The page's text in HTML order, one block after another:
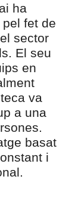
ha
fet de
sector
El seu
en
va
a una
basat
i